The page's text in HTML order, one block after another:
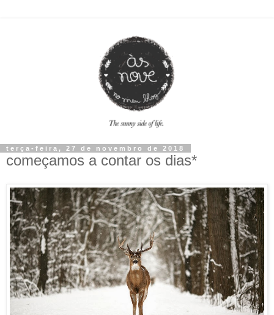
terça-feira, 27 de novembro de 2018
começamos a contar os dias*